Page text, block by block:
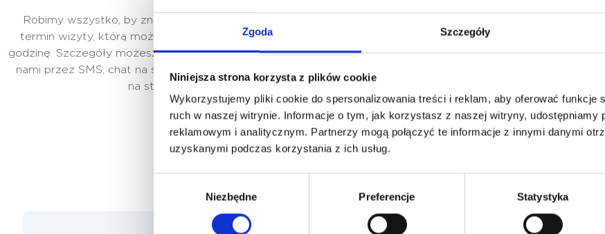
Zgoda Szczegóły
Niniejsza strona korzysta z plików cookie
Wykorzystujemy pliki cookie do spersonalizowania treści i reklam, aby oferować funkcje
ruch w naszej witrynie. Informacje o tym, jak korzystasz z naszej witryny, udostępniamy
reklamowym i analitycznym. Partnerzy mogą połączyć te informacje z innymi danymi
uzyskanymi podczas korzystania z ich usług.
Niezbędne Preferencje Statystyka
Robimy wszystko, by znaleźć dla Ciebie dogodny
termin wizyty, którą możesz umówić na konkretną
godzinę. Szczegóły możesz uzgodnić kontaktując się z
nami przez SMS, chat na stronie lub przez formularz
na stronie.
warunkach, zapewniając odpowiednią opiekę
medyczną. W razie potrzeby masz też możliwość